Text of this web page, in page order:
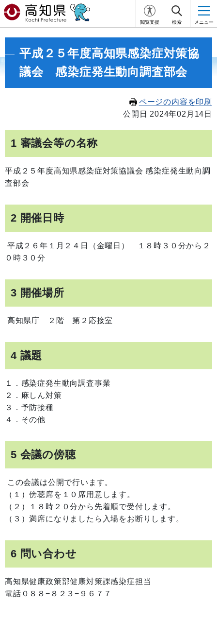
閲覧支援 検索 メニュー
平成２５年度高知県感染症対策協
議会 感染症発生動向調査部会
ページの内容を印刷
公開日 2024年02月14日
1 審議会等の名称
平成２５年度高知県感染症対策協議会 感染症発生動向調
査部会
2 開催日時
平成２６年１月２４日（金曜日） １８時３０分から２
０時３０分
3 開催場所
高知県庁 ２階 第２応接室
4 議題
１．感染症発生動向調査事業
２．麻しん対策
３．予防接種
４．その他
5 会議の傍聴
この会議は公開で行います。
（１）傍聴席を１０席用意します。
（２）１８時２０分から先着順で受付します。
（３）満席になりましたら入場をお断りします。
6 問い合わせ
高知県健康政策部健康対策課感染症担当
電話０８８−８２３−９６７７